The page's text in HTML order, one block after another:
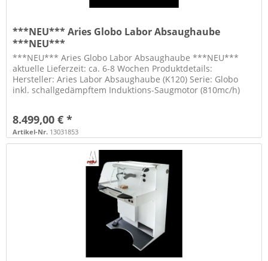
***NEU*** Aries Globo Labor Absaughaube
***NEU***
***NEU*** Aries Globo Labor Absaughaube ***NEU***
aktuelle Lieferzeit: ca. 6-8 Wochen Produktdetails:
Hersteller: Aries Labor Absaughaube (K120) Serie: Globo
inkl. schallgedämpftem Induktions-Saugmotor (810mc/h)
8.499,00 € *
Artikel-Nr. 13031853